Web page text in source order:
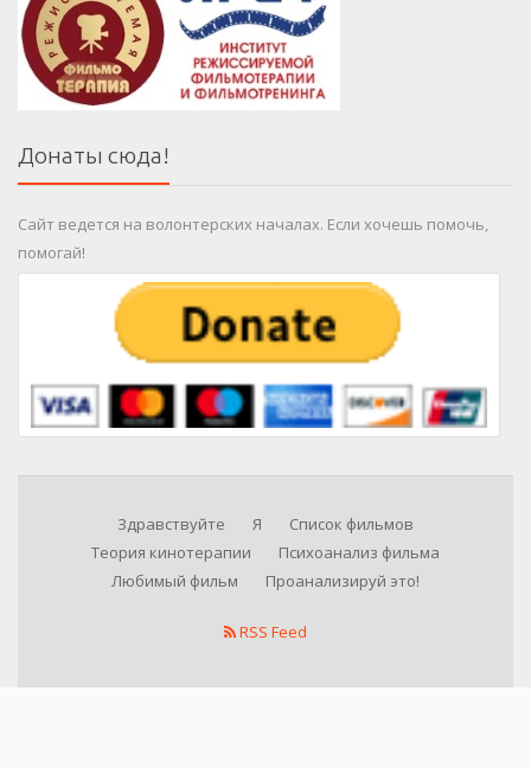
Донаты сюда!
Сайт ведется на волонтерских началах. Если хочешь помочь,
помогай!
Здравствуйте Я
Список фильмов
Теория кинотерапии
Психоанализ фильма
Любимый фильм
Проанализируй это!
RSS Feed